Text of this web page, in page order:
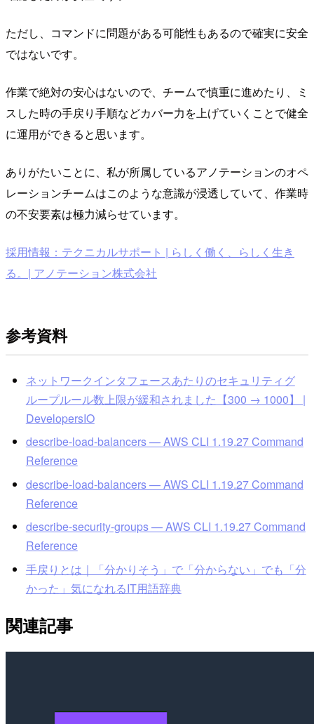
ただし、コマンドに問題がある可能性もあるので確実に安全
ではないです。
作業で絶対の安心はないので、チームで慎重に進めたり、ミ
スした時の手戻り手順などカバー力を上げていくことで健全
に運用ができると思います。
ありがたいことに、私が所属しているアノテーションのオペ
レーションチームはこのような意識が浸透していて、作業時
の不安要素は極力減らせています。
採用情報：テクニカルサポート | らしく働く、らしく生き
る。| アノテーション株式会社
参考資料
ネットワークインタフェースあたりのセキュリティグ
ループルール数上限が緩和されました【300 → 1000】 |
DevelopersIO
describe-load-balancers — AWS CLI 1.19.27 Command
Reference
describe-load-balancers — AWS CLI 1.19.27 Command
Reference
describe-security-groups — AWS CLI 1.19.27 Command
Reference
手戻りとは｜「分かりそう」で「分からない」でも「分
かった」気になれるIT用語辞典
関連記事